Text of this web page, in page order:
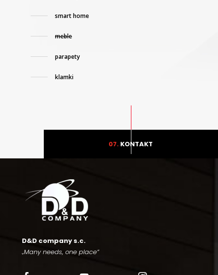
smart home
meble
parapety
klamki
07. KONTAKT
D&D company s.c.
„Many needs, one place”